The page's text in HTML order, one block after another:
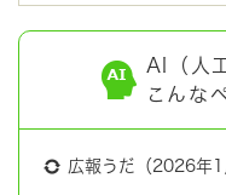
AI（人
こんな
広報うだ（2026年1